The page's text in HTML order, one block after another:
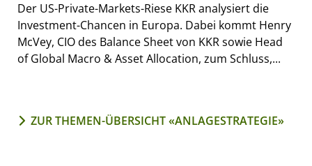
Der US-Private-Markets-Riese KKR analysiert die
Investment-Chancen in Europa. Dabei kommt Henry
McVey, CIO des Balance Sheet von KKR sowie Head
of Global Macro & Asset Allocation, zum Schluss,...
ZUR THEMEN-ÜBERSICHT «ANLAGESTRATEGIE»